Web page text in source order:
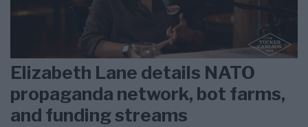
Elizabeth Lane details NATO
propaganda network, bot farms,
and funding streams